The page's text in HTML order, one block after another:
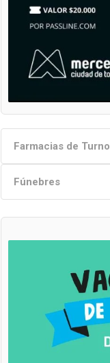
Farmacias de Turno
Fúnebres